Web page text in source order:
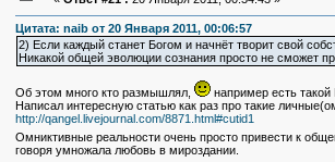
Цитата: naib от 20 Января 2011, 00:06:57
2) Если каждый станет Богом и начнёт творит свой
Никакой общей эволюции сознания просто не сможет
Об этом много кто размышлял,
например есть такой
Написал интересную статью как раз про такие
http://qangel.livejournal.com/8871.html#cutid1
Омниктивные реальности очень просто привести к
говоря умножала любовь в мироздании.